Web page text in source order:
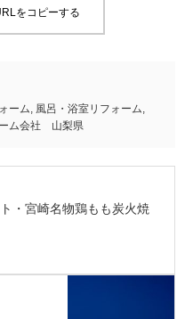
をコピーする
ーム, 風呂・浴室リフォーム,
ム会社 山梨県
・宮崎名物鶏もも炭火焼